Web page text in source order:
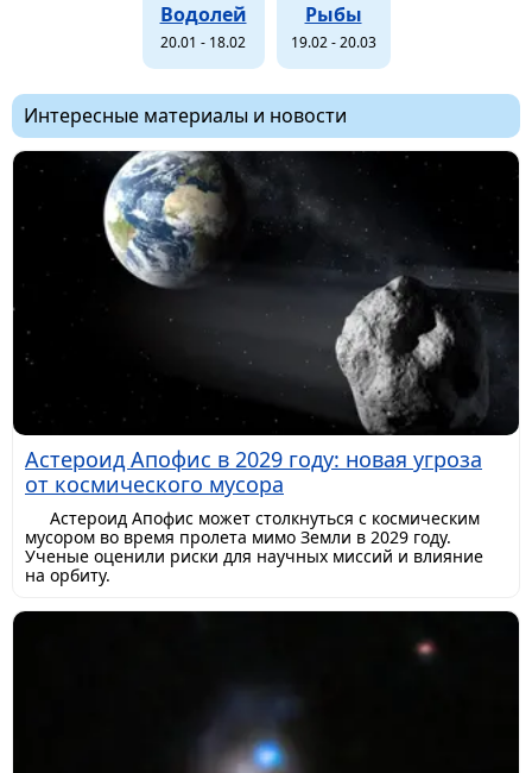
Водолей
20.01 - 18.02
Рыбы
19.02 - 20.03
Интересные материалы и новости
Астероид Апофис в 2029 году: новая угроза
от космического мусора
Астероид Апофис может столкнуться с космическим
мусором во время пролета мимо Земли в 2029 году.
Ученые оценили риски для научных миссий и влияние
на орбиту.